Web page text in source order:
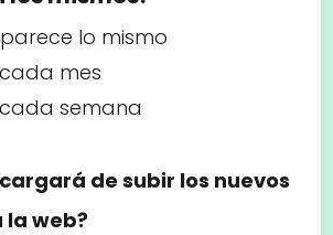
lo mismo
mes
semana
de subir los nuevos
la web?